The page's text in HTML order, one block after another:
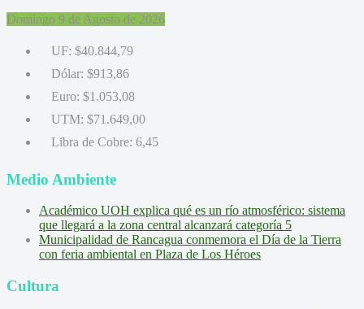
Domingo 9 de Agosto de 2026
UF: $40.844,79
Dólar: $913,86
Euro: $1.053,08
UTM: $71.649,00
Libra de Cobre: 6,45
Medio Ambiente
Académico UOH explica qué es un río atmosférico: sistema
que llegará a la zona central alcanzará categoría 5
Municipalidad de Rancagua conmemora el Día de la Tierra
con feria ambiental en Plaza de Los Héroes
Cultura